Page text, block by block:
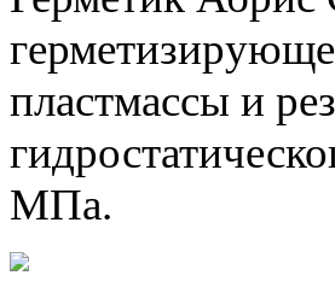
пластмассы и
МПа.